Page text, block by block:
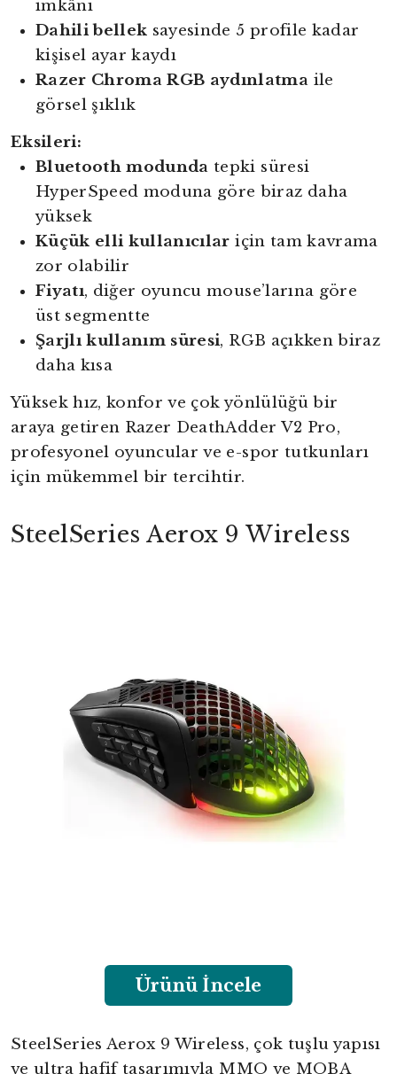
imkânı
Dahili bellek sayesinde 5 profile kadar
kişisel ayar kaydı
Razer Chroma RGB aydınlatma ile
görsel şıklık
Eksileri:
Bluetooth modunda tepki süresi
HyperSpeed moduna göre biraz daha
yüksek
Küçük elli kullanıcılar için tam kavrama
zor olabilir
Fiyatı, diğer oyuncu mouse’larına göre
üst segmentte
Şarjlı kullanım süresi, RGB açıkken biraz
daha kısa
Yüksek hız, konfor ve çok yönlülüğü bir
araya getiren Razer DeathAdder V2 Pro,
profesyonel oyuncular ve e-spor tutkunları
için mükemmel bir tercihtir.
SteelSeries Aerox 9 Wireless
Ürünü İncele
SteelSeries Aerox 9 Wireless, çok tuşlu yapısı
ve ultra hafif tasarımıyla MMO ve MOBA